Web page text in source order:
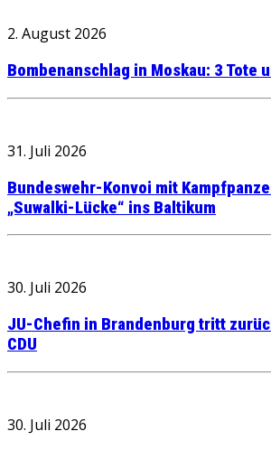
2. August 2026
Bombenanschlag in Moskau: 3 Tote
31. Juli 2026
Bundeswehr-Konvoi mit
„Suwalki-Lücke“ ins Baltikum
30. Juli 2026
JU-Chefin in Brandenburg tritt
CDU
30. Juli 2026